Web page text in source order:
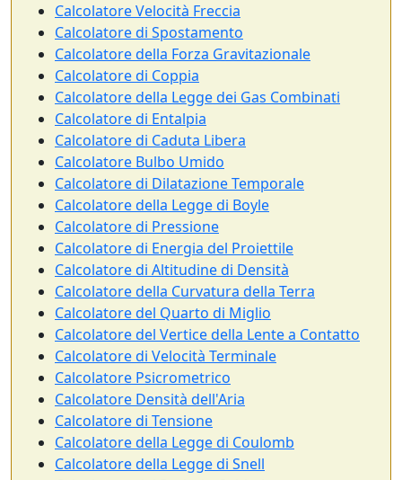
Calcolatore Velocità Freccia
Calcolatore di Spostamento
Calcolatore della Forza Gravitazionale
Calcolatore di Coppia
Calcolatore della Legge dei Gas Combinati
Calcolatore di Entalpia
Calcolatore di Caduta Libera
Calcolatore Bulbo Umido
Calcolatore di Dilatazione Temporale
Calcolatore della Legge di Boyle
Calcolatore di Pressione
Calcolatore di Energia del Proiettile
Calcolatore di Altitudine di Densità
Calcolatore della Curvatura della Terra
Calcolatore del Quarto di Miglio
Calcolatore del Vertice della Lente a Contatto
Calcolatore di Velocità Terminale
Calcolatore Psicrometrico
Calcolatore Densità dell'Aria
Calcolatore di Tensione
Calcolatore della Legge di Coulomb
Calcolatore della Legge di Snell